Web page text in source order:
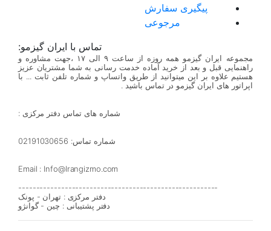
پیگیری سفارش
مرجوعی
تماس با ایران گیزمو:
مجموعه ایران گیزمو همه روزه از ساعت ۹ الی ۱۷ ،جهت مشاوره و
راهنمایی قبل و بعد از خرید آماده خدمت رسانی به شما مشتریان عزیز
هستیم علاوه بر این میتوانید از طریق واتساپ و شماره تلفن ثابت ... با
اپراتور های ایران گیزمو در تماس باشید .
شماره های تماس دفتر مرکزی :
شماره تماس: 02191030656
Email : Info@Irangizmo.com
--------------------------------------------------------
دفتر مرکزی : تهران - پونک
دفتر پشتیبانی : چین - گوانژو